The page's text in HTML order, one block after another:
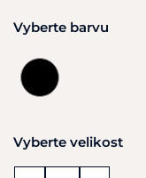
Vyberte barvu
Vyberte velikost